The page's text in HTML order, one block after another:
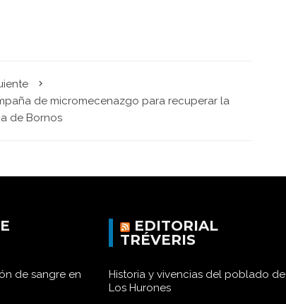
de micromecenazgo para recuperar la
de Bornos
de sangre en
EDITORIAL
TRÉVERIS
Historia y vivencias del poblado de
Los Hurones